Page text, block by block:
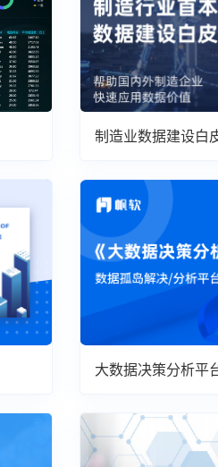
制造业数据建设白
大数据决策分析平